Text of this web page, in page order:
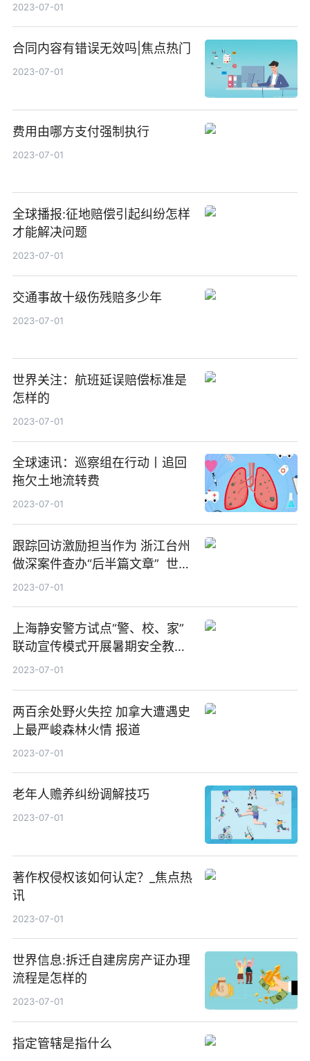
2023-07-01
合同内容有错误无效吗|焦点热门
2023-07-01
费用由哪方支付强制执行
2023-07-01
全球播报:征地赔偿引起纠纷怎样
才能解决问题
2023-07-01
交通事故十级伤残赔多少年
2023-07-01
世界关注：航班延误赔偿标准是
怎样的
2023-07-01
全球速讯：巡察组在行动丨追回
拖欠土地流转费
2023-07-01
跟踪回访激励担当作为 浙江台州
做深案件查办“后半篇文章” 世界
球精选
2023-07-01
上海静安警方试点“警、校、家”
联动宣传模式开展暑期安全教育|
世界今热点
2023-07-01
两百余处野火失控 加拿大遭遇史
上最严峻森林火情 报道
2023-07-01
老年人赡养纠纷调解技巧
2023-07-01
著作权侵权该如何认定？_焦点热
讯
2023-07-01
世界信息:拆迁自建房房产证办理
流程是怎样的
2023-07-01
指定管辖是指什么